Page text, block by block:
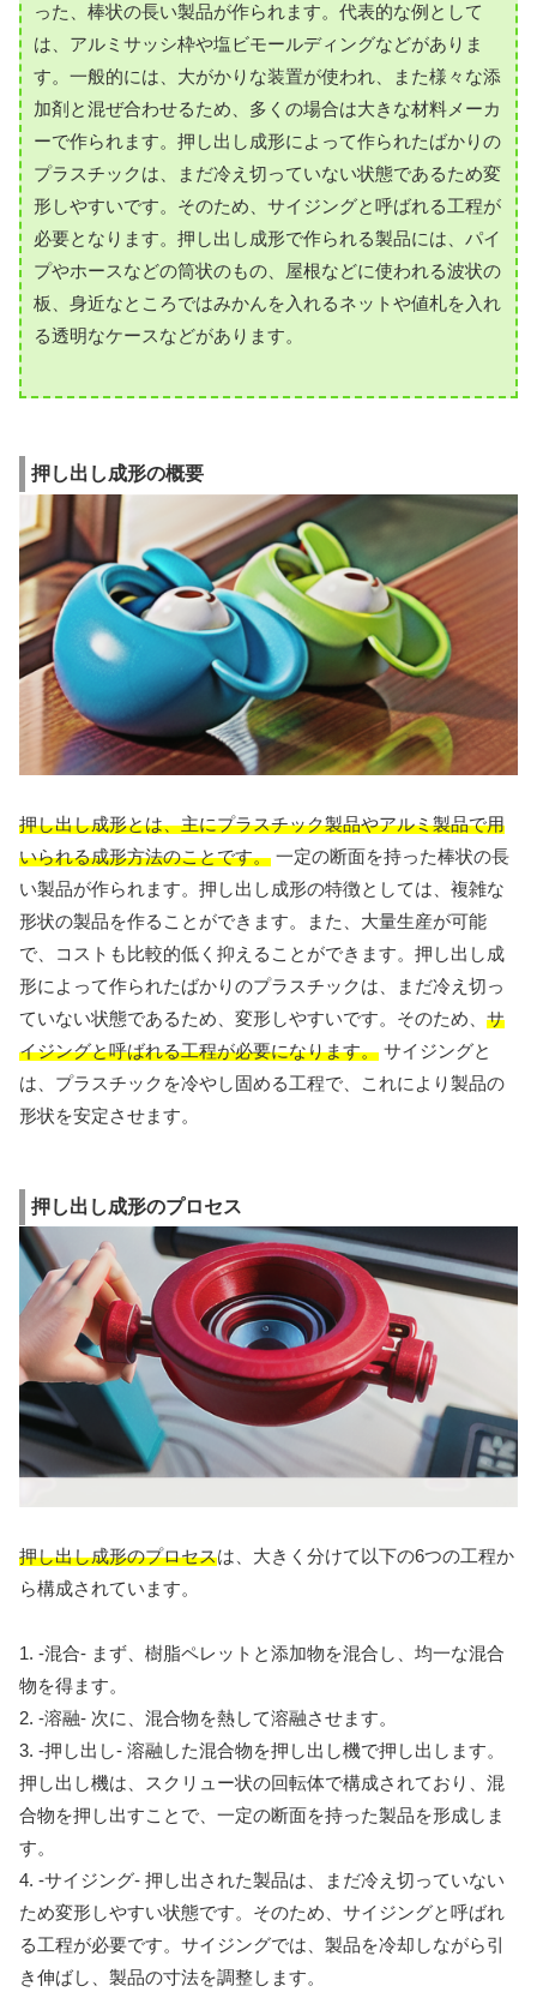
った、棒状の長い製品が作られます。代表的な例として
は、アルミサッシ枠や塩ビモールディングなどがありま
す。一般的には、大がかりな装置が使われ、また様々な添
加剤と混ぜ合わせるため、多くの場合は大きな材料メーカ
ーで作られます。押し出し成形によって作られたばかりの
プラスチックは、まだ冷え切っていない状態であるため変
形しやすいです。そのため、サイジングと呼ばれる工程が
必要となります。押し出し成形で作られる製品には、パイ
プやホースなどの筒状のもの、屋根などに使われる波状の
板、身近なところではみかんを入れるネットや値札を入れ
る透明なケースなどがあります。
押し出し成形の概要
押し出し成形とは、主にプラスチック製品やアルミ製品で用
いられる成形方法のことです。 一定の断面を持った棒状の長
い製品が作られます。押し出し成形の特徴としては、複雑な
形状の製品を作ることができます。また、大量生産が可能
で、コストも比較的低く抑えることができます。押し出し成
形によって作られたばかりのプラスチックは、まだ冷え切っ
ていない状態であるため、変形しやすいです。そのため、 サ
イジングと呼ばれる工程が必要になります。 サイジングと
は、プラスチックを冷やし固める工程で、これにより製品の
形状を安定させます。
押し出し成形のプロセス
押し出し成形のプロセスは、大きく分けて以下の6つの工程か
ら構成されています。
1. -混合- まず、樹脂ペレットと添加物を混合し、均一な混合
物を得ます。
2. -溶融- 次に、混合物を熱して溶融させます。
3. -押し出し- 溶融した混合物を押し出し機で押し出します。
押し出し機は、スクリュー状の回転体で構成されており、混
合物を押し出すことで、一定の断面を持った製品を形成しま
す。
4. -サイジング- 押し出された製品は、まだ冷え切っていない
ため変形しやすい状態です。そのため、サイジングと呼ばれ
る工程が必要です。サイジングでは、製品を冷却しながら引
き伸ばし、製品の寸法を調整します。